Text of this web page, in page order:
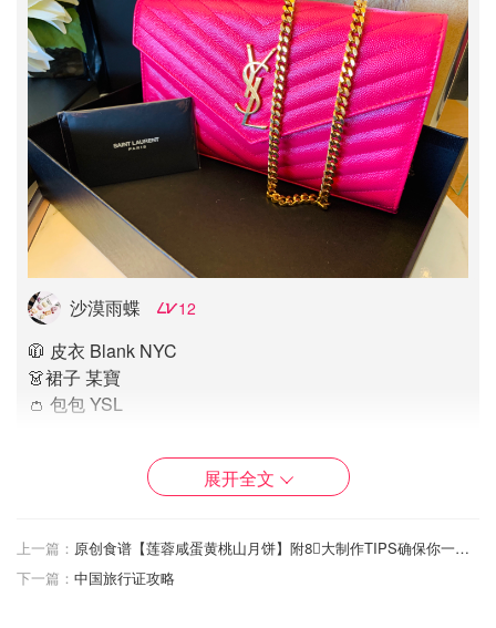
沙漠雨蝶 12
🧥 皮衣 Blank NYC
👗裙子 某寶
👛 包包 YSL
Yves Saint Laurent 鏈條手包中最有人氣的信封包真是人
見人愛，花見花開。
這款螢光粉YSL信封包超級有輻射力，不但特別適合晚禮
服搭配，而且還很適合休閒穿搭。螢光粉搭配任何深色
低調的服飾都能立刻做到錦上添花，讓你成為整條街上
展开全文
上一篇：
原创食谱【莲蓉咸蛋黄桃山月饼】附8⃣️大制作TIPS确保你一次就成功
下一篇： 中国旅行证攻略